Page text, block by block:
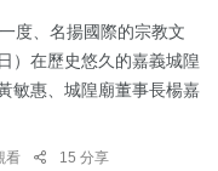
度、名揚國際的宗教文
）在歷史悠久的嘉義城隍
敏惠、城隍廟董事長楊嘉
看 15 分享